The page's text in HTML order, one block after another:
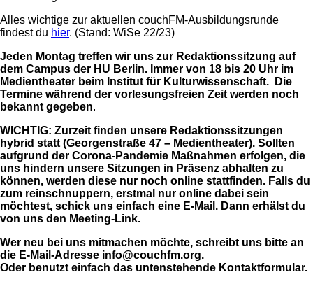
Alles wichtige zur aktuellen couchFM-Ausbildungsrunde
findest du hier. (Stand: WiSe 22/23)
Jeden Montag treffen wir uns zur Redaktionssitzung auf
dem Campus der HU Berlin. Immer von 18 bis 20 Uhr im
Medientheater beim Institut für Kulturwissenschaft. Die
Termine während der vorlesungsfreien Zeit werden noch
bekannt gegeben.
WICHTIG: Zurzeit finden unsere Redaktionssitzungen
hybrid statt (Georgenstraße 47 – Medientheater). Sollten
aufgrund der Corona-Pandemie Maßnahmen erfolgen, die
uns hindern unsere Sitzungen in Präsenz abhalten zu
können, werden diese nur noch online stattfinden. Falls du
zum reinschnuppern, erstmal nur online dabei sein
möchtest, schick uns einfach eine E-Mail. Dann erhälst du
von uns den Meeting-Link.
Wer neu bei uns mitmachen möchte, schreibt uns bitte an
die E-Mail-Adresse info@couchfm.org.
Oder benutzt einfach das untenstehende Kontaktformular.